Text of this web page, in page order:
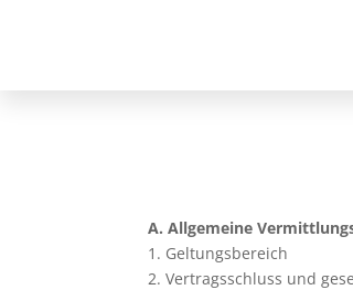
A. Allgemeine
1. Geltungsbereich
2. Vertragsschluss und